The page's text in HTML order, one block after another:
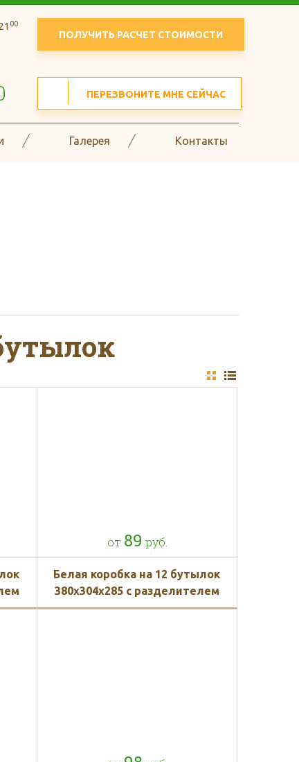
00
ПОЛУЧИТЬ РАСЧЕТ СТОИМОСТИ
ПЕРЕЗВОНИТЕ МНЕ СЕЙЧАС
Галерея Контакты
на сумму от 30 000
или чертежам
от 89 руб.
Белая коробка на 12 бутылок
380x304x285 с разделителем